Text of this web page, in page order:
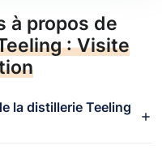
à propos de
: Visite
la distillerie Teeling